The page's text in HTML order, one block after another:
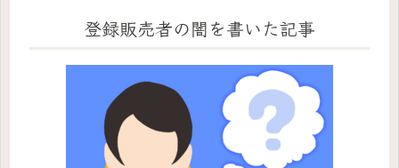
登録販売者の闇を書いた記事